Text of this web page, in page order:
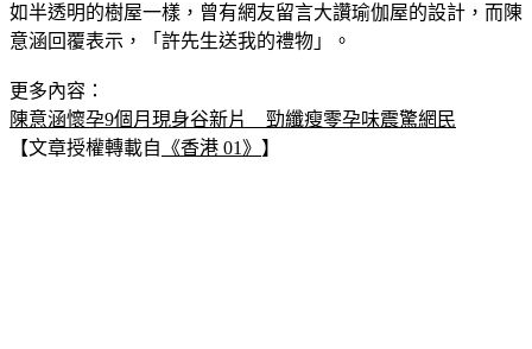
如半透明的樹屋一樣，曾有網友留言大讚瑜伽屋的設計，而陳
意涵回覆表示，「許先生送我的禮物」。
更多內容：
陳意涵懷孕9個月現身谷新片　勁纖瘦零孕味震驚網民
【文章授權轉載自 《香港 01》 】